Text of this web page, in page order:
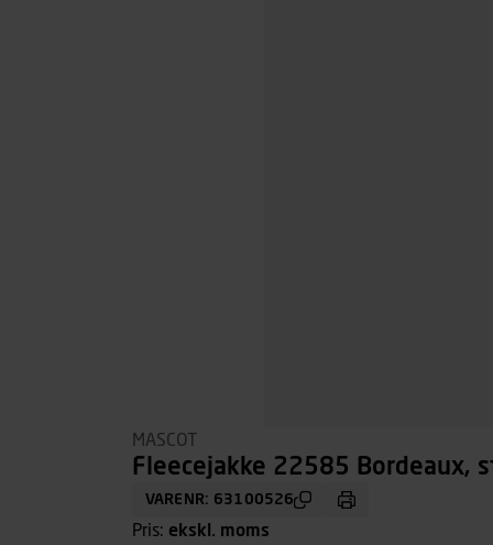
MASCOT
Fleecejakke 22585 Bordeaux,
VARENR: 63100526
Pris: ekskl. moms